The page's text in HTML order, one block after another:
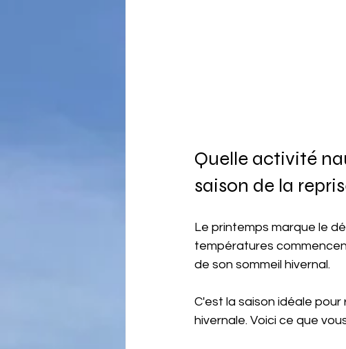
Quelle activité
saison de la
Le printemps marque le
températures
de son sommeil hivernal.
C'est la saison idéale
hivernale. Voici ce que